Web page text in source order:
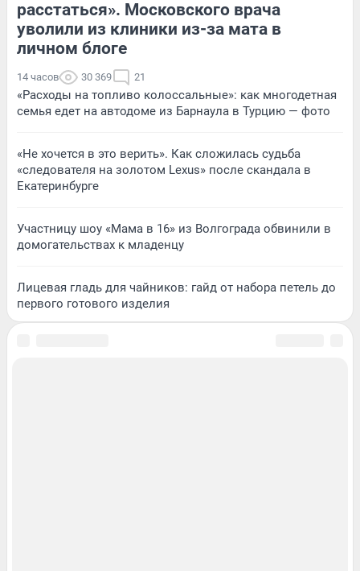
расстаться». Московского врача
уволили из клиники из-за мата в
личном блоге
14 часов 30 369 21
«Расходы на топливо колоссальные»: как многодетная
семья едет на автодоме из Барнаула в Турцию — фото
«Не хочется в это верить». Как сложилась судьба
«следователя на золотом Lexus» после скандала в
Екатеринбурге
Участницу шоу «Мама в 16» из Волгограда обвинили в
домогательствах к младенцу
Лицевая гладь для чайников: гайд от набора петель до
первого готового изделия